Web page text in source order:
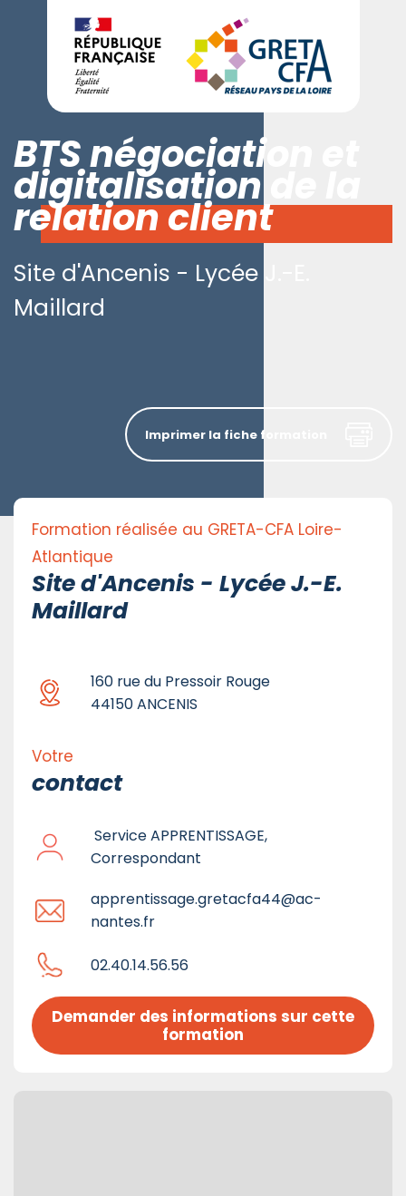
BTS négociation et
digitalisation de la
relation client
Site d'Ancenis - Lycée J.-E.
Maillard
Formation réalisée au GRETA-CFA Loire-
Atlantique
Site d'Ancenis - Lycée J.-E.
Maillard
160 rue du Pressoir Rouge
44150 ANCENIS
Votre
contact
Service APPRENTISSAGE,
Correspondant
apprentissage.gretacfa44@ac-
nantes.fr
02.40.14.56.56
Demander des informations sur cette
formation
Imprimer la fiche formation